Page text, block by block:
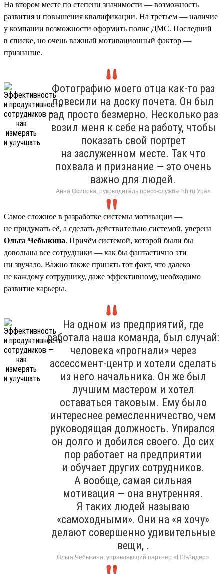
На втором месте по степени значимости — возможность
развития и повышения квалификации. На третьем — наличие
у компании возможности оформить полис ДМС. Последний
в списке, но очень важный мотивационный фактор —
признание.
Фотографию моего отца как-то раз
повесили на доску почета. Он был
рад просто безмерно. Несколько раз
возил меня к себе на работу, чтобы
показать свой портрет
на заслуженном месте. Так что
похвала и признание — это очень
важно для людей.
Анна Осипова, руководитель пресс-службы hh.ru Урал
Самое сложное в разработке системы мотивации —
не придумать её, а сделать действительно системой, уверена
Ольга Чебыкина. Причём системой, которой были бы
довольны все сотрудники — как бы фантастично эти
ни звучало. Важно также принять тот факт, что далеко
не каждому сотруднику, даже эффективному, необходимо
развитие карьеры.
На одном из предприятий, где
работала наша команда, был случай:
человека «прогнали» через
ассессмент-центр и хотели сделать
из него начальника. Он же был
лучшим мастером и хотел
оставаться таковым. Ему было
интереснее ремесленничество, чем
руководящая должность. Упирался
он долго и добился своего. До сих
пор работает на предприятии
и обучает других сотрудников.
А вообще, самая сильная
мотивация — она внутренняя.
Я таких людей называю
«самоходными». Они на «я хочу»
делают совершенно удивительные
вещи, .
Ольга Чебыкина, управляющий партнер «HR-Лидер»